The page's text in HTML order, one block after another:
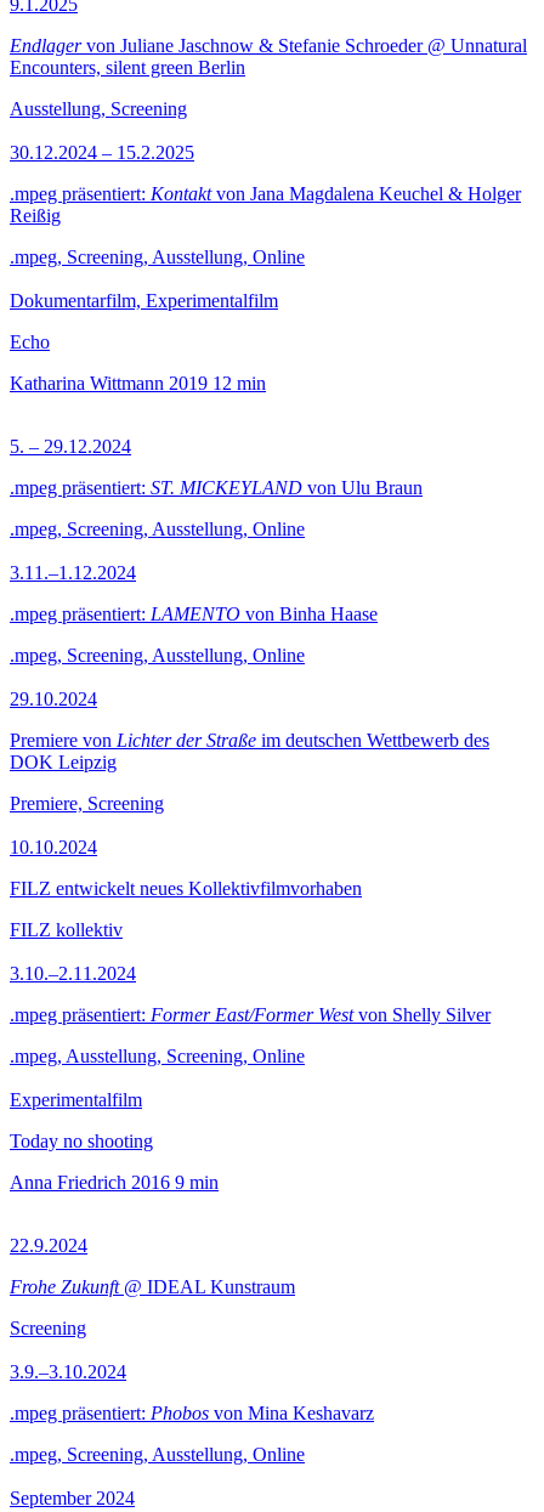
9.1.2025
Endlagervon Juliane Jaschnow & Stefanie Schroeder @ Unnatural
Encounters, silent green Berlin
Ausstellung, Screening
30.12.2024 – 15.2.2025
.mpeg präsentiert: Kontaktvon Jana Magdalena Keuchel & Holger
Reißig
.mpeg, Screening, Ausstellung, Online
Dokumentarfilm, Experimentalfilm
Echo
Katharina Wittmann 2019 12 min
5. – 29.12.2024
.mpeg präsentiert: ST. MICKEYLAND von Ulu Braun
.mpeg, Screening, Ausstellung, Online
3.11.–1.12.2024
.mpeg präsentiert: LAMENTO von Binha Haase
.mpeg, Screening, Ausstellung, Online
29.10.2024
Premiere von Lichter der Straße im deutschen Wettbewerb des
DOK Leipzig
Premiere, Screening
10.10.2024
FILZ entwickelt neues Kollektivfilmvorhaben
FILZ kollektiv
3.10.–2.11.2024
.mpeg präsentiert: Former East/Former Westvon Shelly Silver
.mpeg, Ausstellung, Screening, Online
Experimentalfilm
Today no shooting
Anna Friedrich 2016 9 min
22.9.2024
Frohe Zukunft@ IDEAL Kunstraum
Screening
3.9.–3.10.2024
.mpeg präsentiert: Phobos von Mina Keshavarz
.mpeg, Screening, Ausstellung, Online
September 2024